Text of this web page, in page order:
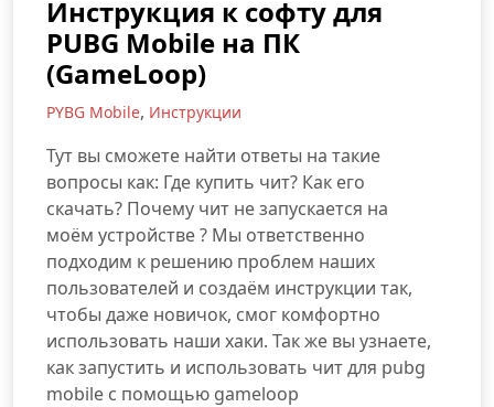
Инструкция к софту для
PUBG Mobile на ПК
(GameLoop)
PYBG Mobile, Инструкции
Тут вы сможете найти ответы на такие
вопросы как: Где купить чит? Как его
скачать? Почему чит не запускается на
моём устройстве ? Мы ответственно
подходим к решению проблем наших
пользователей и создаём инструкции так,
чтобы даже новичок, смог комфортно
использовать наши хаки. Так же вы узнаете,
как запустить и использовать чит для pubg
mobile с помощью gameloop